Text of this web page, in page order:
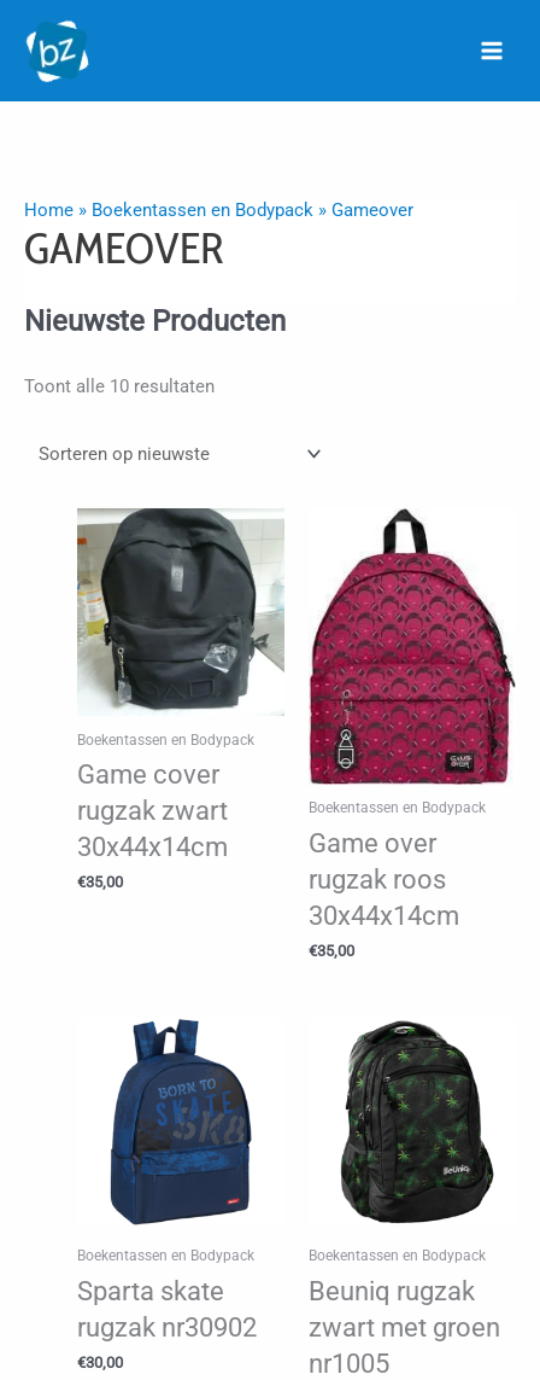
naar
Home » Boekentassen en Bodypack » Gameover
GAMEOVER
Nieuwste Producten
Toont alle 10 resultatenGesorteerd
Boekentassen en Bodypack
Game cover
rugzak zwart
30x44x14cm
€35,00
Boekentassen en Bodypack
Game over
rugzak roos
30x44x14cm
€35,00
Boekentassen en Bodypack
Sparta skate
rugzak nr30902
€30,00
Boekentassen en Bodypack
Beuniq rugzak
zwart met groen
nr1005